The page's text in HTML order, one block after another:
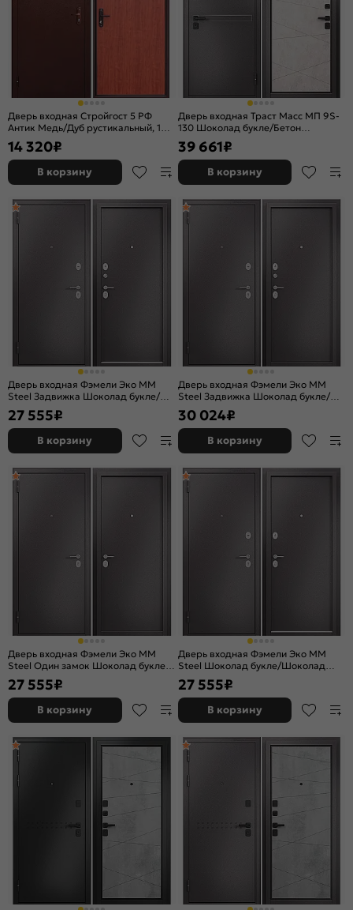
Дверь входная Стройгост 5 РФ
Антик Медь/Дуб рустикальный, 1
замок
14 320₽
В корзину
Дверь входная Траст Масс МП 9S-
130 Шоколад букле/Бетон
бежевый, 2 замка, с ночной
задвижкой
39 661₽
В корзину
Дверь входная Фэмели Эко ММ
Steel Задвижка Шоколад букле/
Шоколад букле, 2 замка, с ночной
задвижкой
27 555₽
В корзину
Дверь входная Фэмели Эко ММ
Steel Задвижка Шоколад букле/
Шоколад букле, 1 замок, с ночной
задвижкой
30 024₽
В корзину
Дверь входная Фэмели Эко ММ
Steel Один замок Шоколад букле/
Шоколад букле, 1 замок
27 555₽
В корзину
Дверь входная Фэмели Эко ММ
Steel Шоколад букле/Шоколад
букле, 2 замка
27 555₽
В корзину